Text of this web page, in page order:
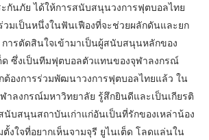
กันภัย ได้ให้การสนับสนุนวงการฟุตบอลไทย
วมเป็นหนึ่งในฟันเฟืองที่จะช่วยผลักดันและยก
การตัดสินใจเข้ามาเป็นผู้สนับสนุนหลักของ
ด ซึ่งเป็นทีมฟุตบอลตัวแทนของจุฬาลงกรณ์
ต้องการร่วมพัฒนาวงการฟุตบอลไทยแล้ว ใน
าลงกรณ์มหาวิทยาลัย รู้สึกยินดีและเป็นเกียรติ
นับสนุนสถาบันเก่าแก่อันเป็นที่รักของเหล่าน้อง
งใจที่อยากเห็นจามจุรี ยูไนเต็ด โลดแล่นใน